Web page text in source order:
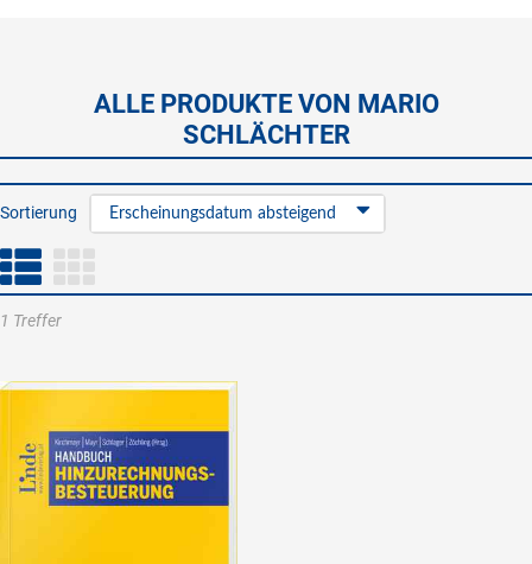
ALLE PRODUKTE VON MARIO
SCHLÄCHTER
Sortierung Erscheinungsdatum absteigend
1 Treffer